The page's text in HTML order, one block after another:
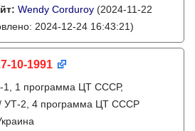
Wendy Corduroy (2024-11-22
2024-12-24 16:43:21)
10-1991
1, 1 программа ЦТ СССР,
/ УТ-2, 4 программа ЦТ СССР